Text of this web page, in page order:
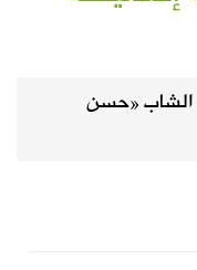
الشاب «حسن